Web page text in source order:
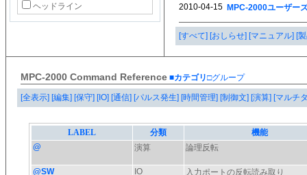
ヘッドライン
[すべて] [おしらせ] [マニュアル] [
MPC-2000 Command Reference ■カテゴリ□グループ
[全表示] [編集] [保守] [IO] [通信] [パルス発生] [時間管理] [制御文] [演算] [マルチ